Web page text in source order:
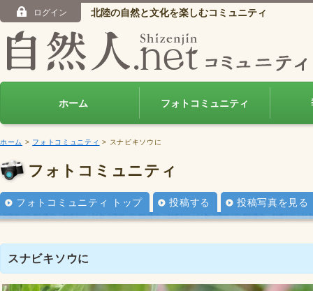
ログイン 北陸の自然と文化を楽しむコミュニティ
ホーム フォトコミュニティ
ホーム > フォトコミュニティ > スナビキソウに
フォトコミュニティ
フォトコミュニティ トップ 投稿する 投稿写真を見る
スナビキソウに